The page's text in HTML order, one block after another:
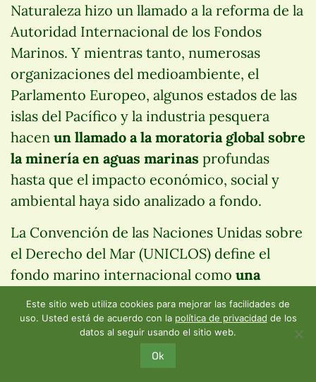
Naturaleza hizo un llamado a la reforma de la
Autoridad Internacional de los Fondos
Marinos. Y mientras tanto, numerosas
organizaciones del medioambiente, el
Parlamento Europeo, algunos estados de las
islas del Pacífico y la industria pesquera
hacen un llamado a la moratoria global sobre
la minería en aguas marinas profundas
hasta que el impacto económico, social y
ambiental haya sido analizado a fondo.
La Convención de las Naciones Unidas sobre
el Derecho del Mar (UNICLOS) define el
fondo marino internacional como una
significa que los océanos son de interés para
cada uno de nosotros y para todos en
conjunto, porque todo está conectado con
Este sitio web utiliza cookies para mejorar las facilidades de
uso. Usted está de acuerdo con la política de privacidad de los
datos al seguir usando el sitio web.
Ok